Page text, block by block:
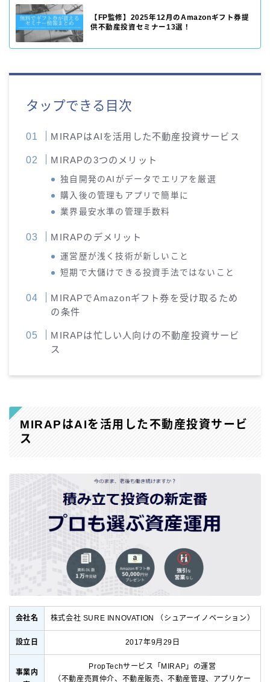
【FP監修】2025年12月のAmazonギフト券提
供不動産投資セミナー13選！
タップできる目次
MIRAPはAIを活用した不動産投資サービス
MIRAPの3つのメリット
独自開発のAIがデータでエリアを厳選
購入後の管理もアプリで簡単に
業界最安水準の管理手数料
MIRAPのデメリット
運営歴が浅く技術が新しいこと
短期で大儲けできる投資手法ではないこと
MIRAPでAmazonギフト券を受け取るため
の条件
MIRAPは忙しい人向けの不動産投資サービ
ス
MIRAPはAIを活用した不動産投資サービ
ス
会社名 株式会社 SURE INNOVATION （シュアーイノベーション）
設立日 2017年9月29日
事業内
PropTechサービス「MIRAP」の運営
（不動産売買仲介、不動産販売、不動産管理、アプリケー